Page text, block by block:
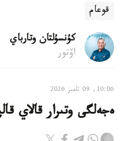
قوعام
كۇنسۇلتان وتارباي
اۆتور
10:06, 09 تامىز 2026
ەجەلگى وتىرار قالاي